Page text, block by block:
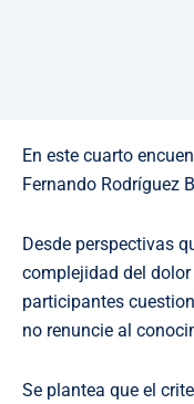
En este cuarto
Fernando Rodríguez
Desde perspectivas
complejidad del
participantes
no renuncie al
Se plantea que el